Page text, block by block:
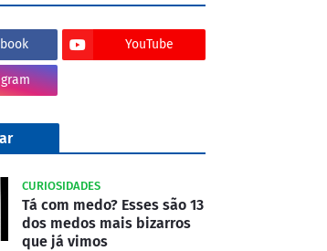
YouTube
CURIOSIDADES
Tá com medo? Esses são 13
dos medos mais bizarros
que já vimos